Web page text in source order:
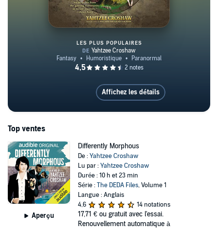
Mogworld
LES PLUS POPULAIRES
Affichez les détails
Top ventes
Aperçu
Differently Morphous
De :Yahtzee Croshaw
Lu par :Yahtzee Croshaw
Durée : 10 h et 23 min
Série :The DEDA Files, Volume 1
Langue : Anglais
4,6
14 notations
17,71 € ou gratuit avec l'essai.
Renouvellement automatique à